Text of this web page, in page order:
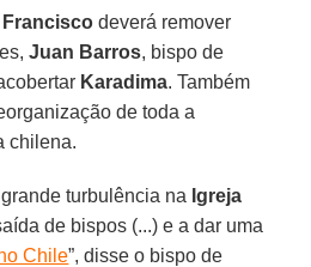
Francisco deverá remover
Juan Barros, bispo de
Karadima. Também
de toda a
chilena.
turbulência na Igreja
de bispos (...) e a dar uma
Chile”, disse o bispo de